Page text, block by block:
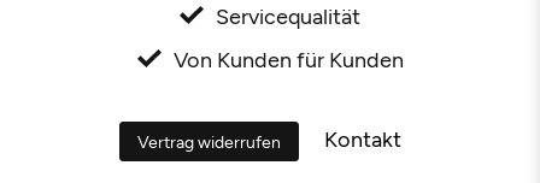
Servicequalität
Von Kunden für Kunden
Vertrag widerrufen Kontakt